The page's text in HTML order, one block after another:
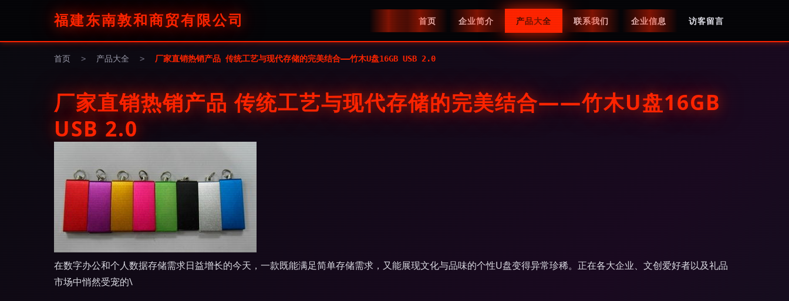
福建东南敦和商贸有限公司 首页 企业简介 产品大全 联系我们 企业信息 访客留言
首页 > 产品大全 > 厂家直销热销产品 传统工艺与现代存储的完美结合——竹木U盘16GB USB 2.0
厂家直销热销产品 传统工艺与现代存储的完美结合——竹木U盘16GB
USB 2.0
在数字办公和个人数据存储需求日益增长的今天，一款既能满足简单存储需求，又能展现文化与品味的个性U盘变得异常珍稀。正在各大企业、文创爱好者以及礼品
市场中悄然受宠的\